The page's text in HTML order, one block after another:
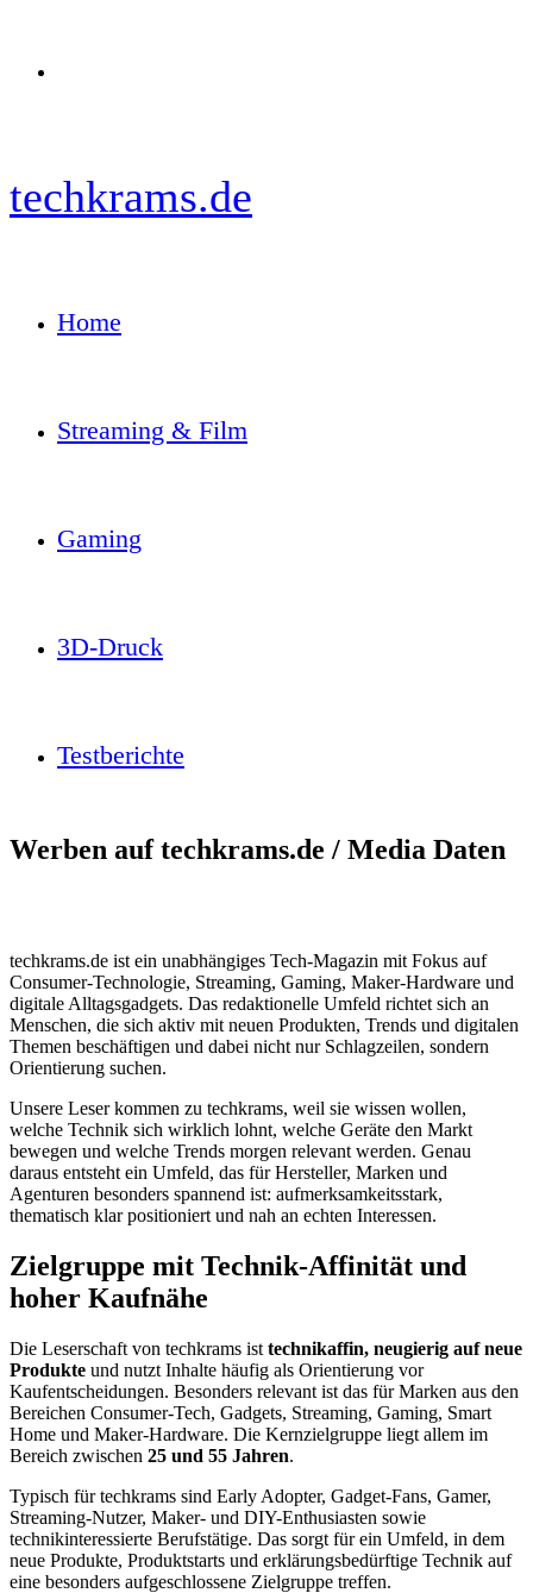
techkrams.de
Home
Streaming & Film
Gaming
3D-Druck
Testberichte
Werben auf techkrams.de / Media Daten
techkrams.de ist ein unabhängiges Tech-Magazin mit Fokus auf
Consumer-Technologie, Streaming, Gaming, Maker-Hardware und
digitale Alltagsgadgets. Das redaktionelle Umfeld richtet sich an
Menschen, die sich aktiv mit neuen Produkten, Trends und digitalen
Themen beschäftigen und dabei nicht nur Schlagzeilen, sondern
Orientierung suchen.
Unsere Leser kommen zu techkrams, weil sie wissen wollen,
welche Technik sich wirklich lohnt, welche Geräte den Markt
bewegen und welche Trends morgen relevant werden. Genau
daraus entsteht ein Umfeld, das für Hersteller, Marken und
Agenturen besonders spannend ist: aufmerksamkeitsstark,
thematisch klar positioniert und nah an echten Interessen.
Zielgruppe mit Technik-Affinität und
hoher Kaufnähe
Die Leserschaft von techkrams ist technikaffin, neugierig auf neue
Produkte und nutzt Inhalte häufig als Orientierung vor
Kaufentscheidungen. Besonders relevant ist das für Marken aus den
Bereichen Consumer-Tech, Gadgets, Streaming, Gaming, Smart
Home und Maker-Hardware. Die Kernzielgruppe liegt allem im
Bereich zwischen 25 und 55 Jahren.
Typisch für techkrams sind Early Adopter, Gadget-Fans, Gamer,
Streaming-Nutzer, Maker- und DIY-Enthusiasten sowie
technikinteressierte Berufstätige. Das sorgt für ein Umfeld, in dem
neue Produkte, Produktstarts und erklärungsbedürftige Technik auf
eine besonders aufgeschlossene Zielgruppe treffen.